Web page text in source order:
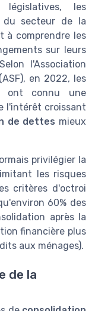
les
du secteur de la
à comprendre les
sur leurs
l'Association
en 2022, les
ont connu une
l'intérêt croissant
de dettes mieux
privilégier la
les risques
critères d'octroi
60% des
après la
financière plus
aux ménages).
de la